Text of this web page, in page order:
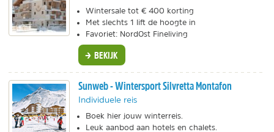
Wintersale tot € 400 korting
Met slechts 1 lift de hoogte in
Favoriet: NordOst Fineliving
BEKIJK
Sunweb - Wintersport Silvretta Montafon
Individuele reis
Boek hier jouw winterreis.
Leuk aanbod aan hotels en chalets.